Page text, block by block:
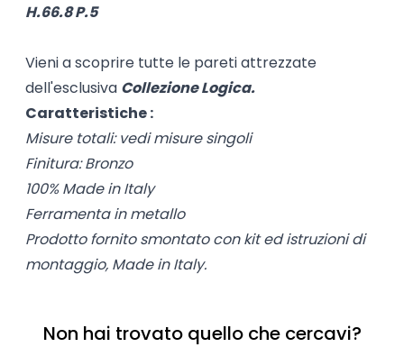
H.66.8 P.5
Vieni a scoprire tutte le pareti attrezzate
dell'esclusiva Collezione Logica.
Caratteristiche :
Misure totali: vedi misure singoli
Finitura: Bronzo
100% Made in Italy
Ferramenta in metallo
Prodotto fornito smontato con kit ed istruzioni di
montaggio, Made in Italy.
Non hai trovato quello che cercavi?